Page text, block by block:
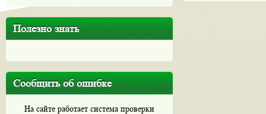
Полезно знать
Сообщить об ошибке
На сайте работает система проверки